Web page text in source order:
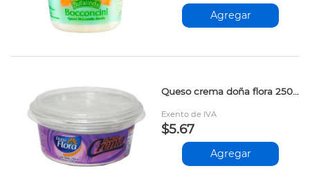
Agregar
Queso crema doña flora 250gr
Exento de IVA
$5.67
Agregar